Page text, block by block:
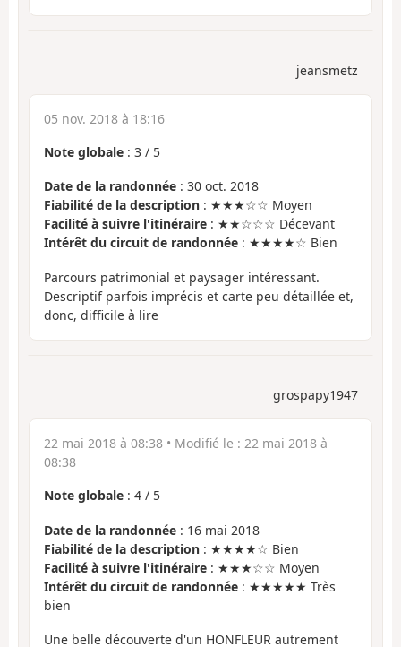
jeansmetz
05 nov. 2018 à 18:16
Note globale : 3 / 5
Date de la randonnée : 30 oct. 2018
Fiabilité de la description : ★★★☆☆ Moyen
Facilité à suivre l'itinéraire : ★★☆☆☆ Décevant
Intérêt du circuit de randonnée : ★★★★☆ Bien
Parcours patrimonial et paysager intéressant.
Descriptif parfois imprécis et carte peu détaillée et,
donc, difficile à lire
grospapy1947
22 mai 2018 à 08:38 • Modifié le : 22 mai 2018 à
08:38
Note globale : 4 / 5
Date de la randonnée : 16 mai 2018
Fiabilité de la description : ★★★★☆ Bien
Facilité à suivre l'itinéraire : ★★★☆☆ Moyen
Intérêt du circuit de randonnée : ★★★★★ Très
bien
Une belle découverte d'un HONFLEUR autrement